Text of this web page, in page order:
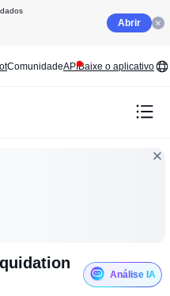
Abrir
ComunidadeAPIBaixe o aplicativo
Análise IA